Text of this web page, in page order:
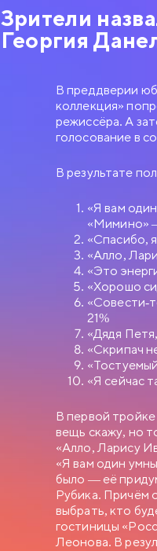
Зрители
Георгия
В преддверии
коллекция»
режиссёра. А
голосование в
В результате
«Я вам
«Мимино»
«Спасибо,
«Алло,
«Это
«Хорошо
«Совести-
21%
«Дядя
«Скрипач
«Я сейчас
В первой
вещь скажу, но
«Алло, Ларису
«Я вам один
было — её
Рубика. Причём
выбрать, кто
гостиницы
Леонова. В
Анатолий Ефремович
управления, — человек
вакантное место зав.
приятель Самохвалов
Калугиной, — сухарем в